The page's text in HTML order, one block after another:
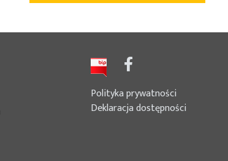
Polityka prywatności
Deklaracja dostępności